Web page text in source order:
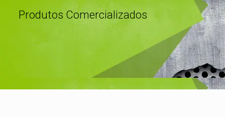
Produtos Comercializados